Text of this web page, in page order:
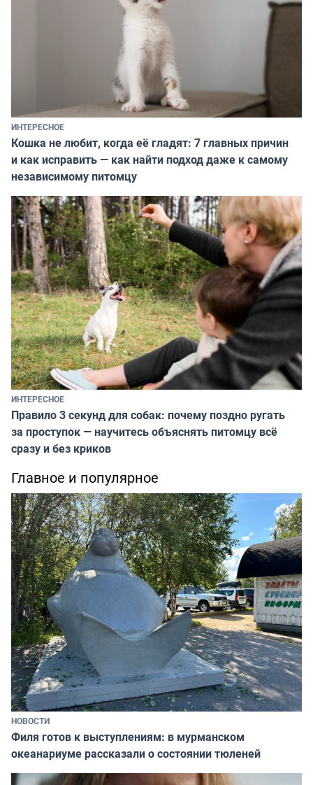
ИНТЕРЕСНОЕ
Кошка не любит, когда её гладят: 7 главных причин
и как исправить — как найти подход даже к самому
независимому питомцу
ИНТЕРЕСНОЕ
Правило 3 секунд для собак: почему поздно ругать
за проступок — научитесь объяснять питомцу всё
сразу и без криков
Главное и популярное
НОВОСТИ
Филя готов к выступлениям: в мурманском
океанариуме рассказали о состоянии тюленей